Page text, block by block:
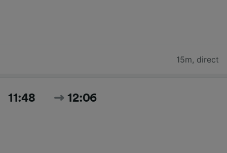
15m, direct
11:48 12:06